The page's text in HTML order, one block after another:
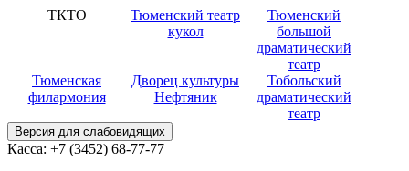
ТКТО
Тюменский театр
кукол
Тюменский
большой
драматический
театр
Тюменская
филармония
Дворец культуры
Нефтяник
Тобольский
драматический
театр
Версия для слабовидящих
Касса: +7 (3452) 68-77-77